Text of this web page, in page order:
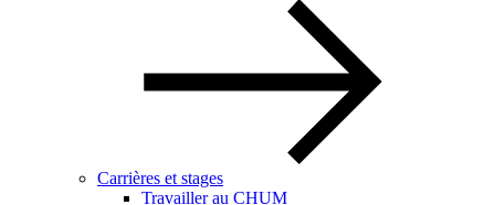
Carrières et stages
Travailler au CHUM